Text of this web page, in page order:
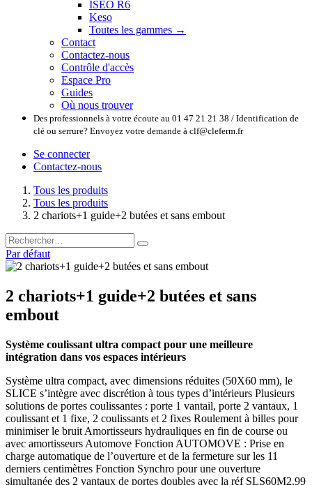
ISEO R6
Keso
Toutes les gammes →
Contact
Contactez-nous
Contrôle d'accès
Espace Pro
Guides
Où nous trouver
Des professionnels à votre écoute au 01 47 21 21 38 / Identification de
clé ou serrure? Envoyez votre demande à clf@cleferm.fr
Se connecter
Contactez-nous
Tous les produits
Tous les produits
2 chariots+1 guide+2 butées et sans embout
Par défaut
2 chariots+1 guide+2 butées et sans
embout
Système coulissant ultra compact pour une meilleure
intégration dans vos espaces intérieurs
Système ultra compact, avec dimensions réduites (50X60 mm), le
SLICE s’intègre avec discrétion à tous types d’intérieurs Plusieurs
solutions de portes coulissantes : porte 1 vantail, porte 2 vantaux, 1
coulissant et 1 fixe, 2 coulissants et 2 fixes Roulement à billes pour
minimiser le bruit Amortisseurs hydrauliques en fin de course ou
avec amortisseurs Automove Fonction AUTOMOVE : Prise en
charge automatique de l’ouverture et de la fermeture sur les 11
derniers centimètres Fonction Synchro pour une ouverture
simultanée des 2 vantaux de portes doubles avec la réf SLS60M2.99